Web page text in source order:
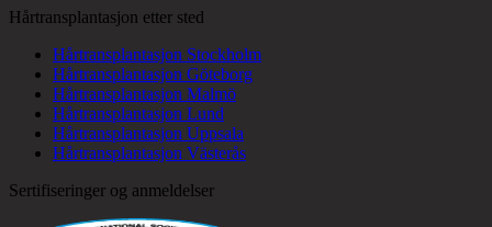
Hårtransplantasjon etter sted
Hårtransplantasjon Stockholm
Hårtransplantasjon Göteborg
Hårtransplantasjon Malmö
Hårtransplantasjon Lund
Hårtransplantasjon Uppsala
Hårtransplantasjon Västerås
Sertifiseringer og anmeldelser